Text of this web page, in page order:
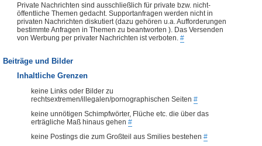
Private Nachrichten sind ausschließlich für private bzw. nicht-
öffentliche Themen gedacht. Supportanfragen werden nicht in
privaten Nachrichten diskutiert (dazu gehören u.a. Aufforderungen
bestimmte Anfragen in Themen zu beantworten ). Das Versenden
von Werbung per privater Nachrichten ist verboten. #
Beiträge und Bilder
Inhaltliche Grenzen
keine Links oder Bilder zu
rechtsextremen/illegalen/pornographischen Seiten #
keine unnötigen Schimpfwörter, Flüche etc. die über das
erträgliche Maß hinaus gehen #
keine Postings die zum Großteil aus Smilies bestehen #